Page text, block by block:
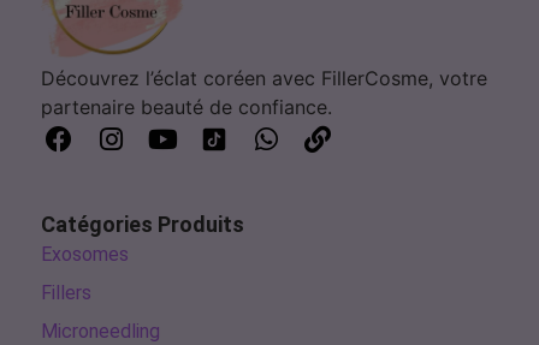
Découvrez l’éclat coréen avec FillerCosme, votre
partenaire beauté de confiance.
Catégories Produits
Exosomes
Fillers
Microneedling